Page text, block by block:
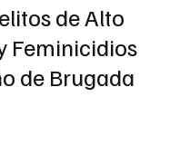
de Alto
Feminicidios
de Brugada